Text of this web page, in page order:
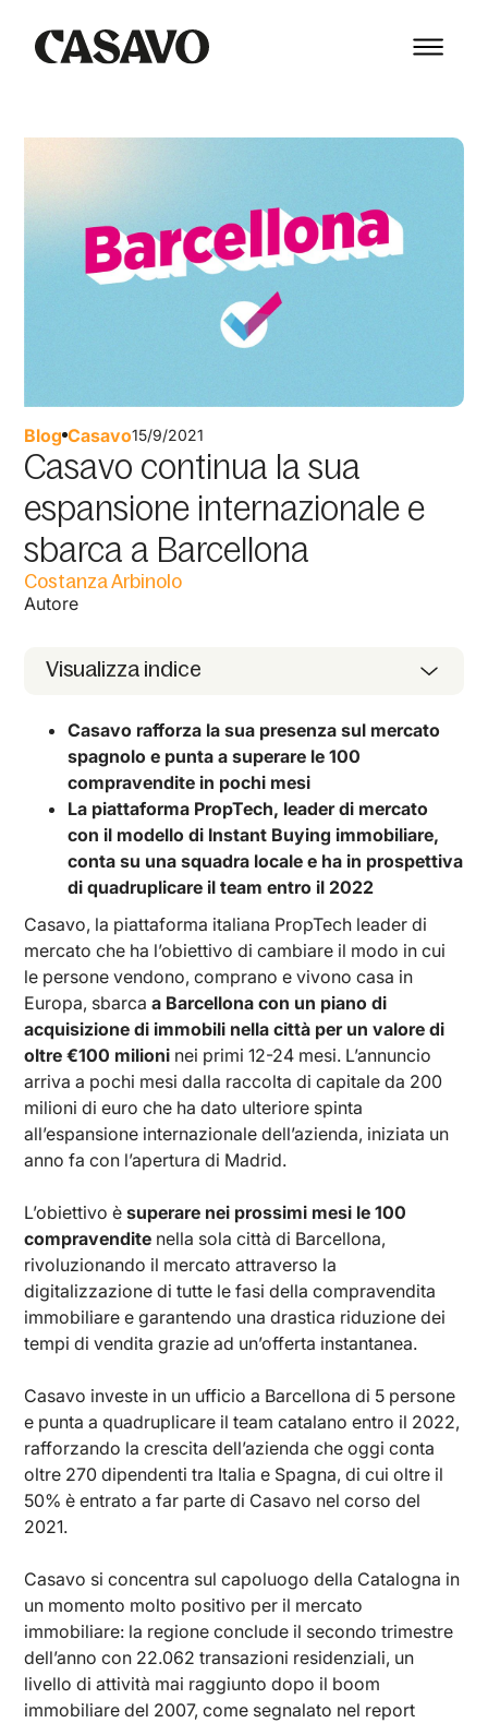
Blog Casavo15/9/2021
Casavo continua la sua
espansione internazionale e
sbarca a Barcellona
Costanza Arbinolo
Autore
Visualizza indice
Casavo rafforza la sua presenza sul mercato
spagnolo e punta a superare le 100
compravendite in pochi mesi
La piattaforma PropTech, leader di mercato
con il modello di Instant Buying immobiliare,
conta su una squadra locale e ha in prospettiva
di quadruplicare il team entro il 2022
Casavo, la piattaforma italiana PropTech leader di
mercato che ha l’obiettivo di cambiare il modo in cui
le persone vendono, comprano e vivono casa in
Europa, sbarcaa Barcellona con un piano di
acquisizione di immobili nella città per un valore di
oltre €100 milioni nei primi 12-24 mesi. L’annuncio
arriva a pochi mesi dalla raccolta di capitale da 200
milioni di euro che ha dato ulteriore spinta
all’espansione internazionale dell’azienda, iniziata un
anno fa con l’apertura di Madrid.
L’obiettivo èsuperare nei prossimi mesi le 100
compravendite nella sola città di Barcellona,
rivoluzionando il mercato attraverso la
digitalizzazione di tutte le fasi della compravendita
immobiliare e garantendo una drastica riduzione dei
tempi di vendita grazie ad un’offerta instantanea.
Casavo investe in un ufficio a Barcellona di 5 persone
e punta a quadruplicare il team catalano entro il 2022,
rafforzando la crescita dell’azienda che oggi conta
oltre 270 dipendenti tra Italia e Spagna, di cui oltre il
50% è entrato a far parte di Casavo nel corso del
2021.
Casavo si concentra sul capoluogo della Catalogna in
un momento molto positivo per il mercato
immobiliare: la regione conclude il secondo trimestre
dell’anno con 22.062 transazioni residenziali, un
livello di attività mai raggiunto dopo il boom
immobiliare del 2007, come segnalato nel report